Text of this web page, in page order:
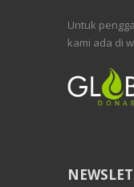
Untuk
kami ada di